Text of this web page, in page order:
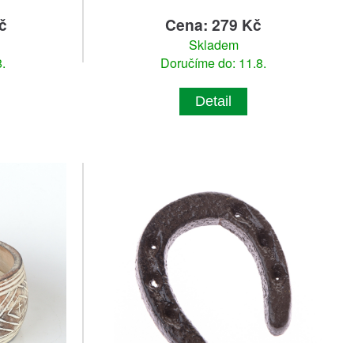
Cena: 279 Kč
Skladem
Doručíme do: 11.8.
Detail